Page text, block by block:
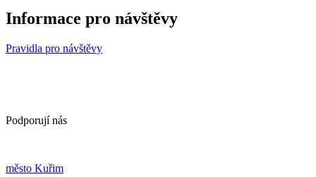
Informace pro návštěvy
Pravidla pro návštěvy
Podporují nás
město Kuřim